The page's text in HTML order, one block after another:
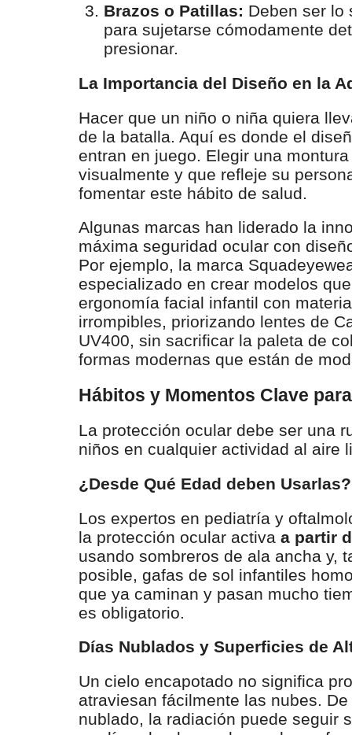
Brazos o Patillas: Deben ser lo
para sujetarse cómodamente
presionar.
La Importancia del Diseño en la
Hacer que un niño o niña quiera
de la batalla. Aquí es donde el
entran en juego. Elegir una
visualmente y que refleje su
fomentar este hábito de salud.
Algunas marcas han liderado la
máxima seguridad ocular con
Por ejemplo, la marca
especializado en crear modelos
ergonomía facial infantil con
irrompibles, priorizando lentes de
UV400, sin sacrificar la paleta de
formas modernas que están de
Hábitos y Momentos Clave
La protección ocular debe ser una
niños en cualquier actividad al aire
¿Desde Qué Edad deben Usarlas?
Los expertos en pediatría y
la protección ocular activa a partir
usando sombreros de ala ancha y,
posible, gafas de sol infantiles
que ya caminan y pasan mucho
es obligatorio.
Días Nublados y Superficies de
Un cielo encapotado no significa
atraviesan fácilmente las nubes.
nublado, la radiación puede seguir